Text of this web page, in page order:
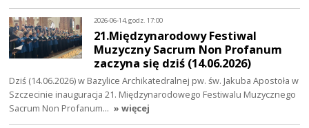
2026-06-14, godz. 17:00
21.Międzynarodowy Festiwal
Muzyczny Sacrum Non Profanum
zaczyna się dziś (14.06.2026)
Dziś (14.06.2026) w Bazylice Archikatedralnej pw. św. Jakuba Apostoła w
Szczecinie inauguracja 21. Międzynarodowego Festiwalu Muzycznego
Sacrum Non Profanum… » więcej